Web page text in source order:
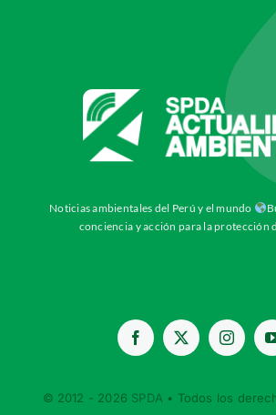
Noticias ambientales del Perú y el mundo
conciencia y acción para la protección
© 2012 - 2026 SPDA • Todos los